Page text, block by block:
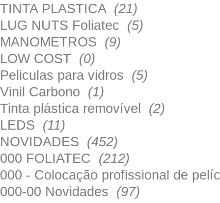
TINTA PLASTICA (21)
LUG NUTS Foliatec (5)
MANOMETROS (9)
LOW COST (0)
Peliculas para vidros (5)
Vinil Carbono (1)
Tinta plástica removível (2)
LEDS (11)
NOVIDADES (452)
000 FOLIATEC (212)
000 - Colocação profissional de
000-00 Novidades (97)